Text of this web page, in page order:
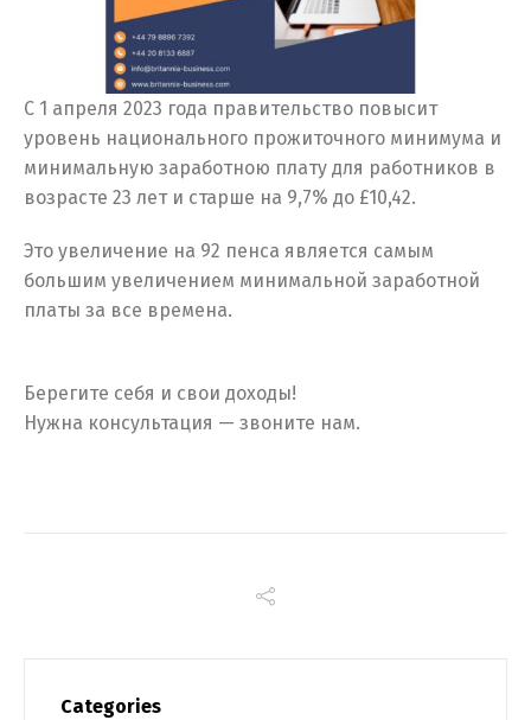
С 1 апреля 2023 года правительство повысит
уровень национального прожиточного минимума и
минимальную заработною плату для работников в
возрасте 23 лет и старше на 9,7% до £10,42.
Это увеличение на 92 пенса является самым
большим увеличением минимальной заработной
платы за все времена.
Берегите себя и свои доходы!
Нужна консультация — звоните нам.
Categories